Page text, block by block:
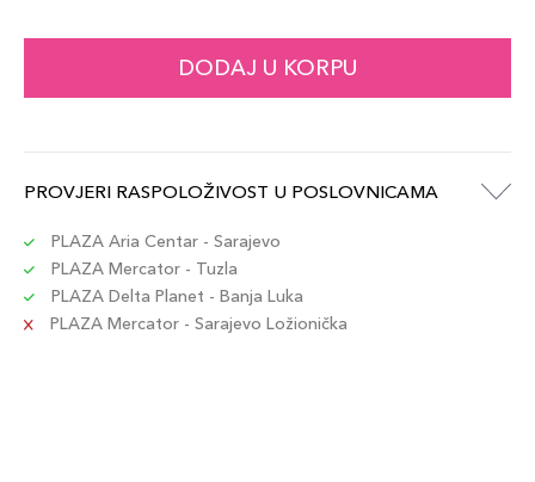
DODAJ U KORPU
PROVJERI RASPOLOŽIVOST U POSLOVNICAMA
PLAZA Aria Centar - Sarajevo
PLAZA Mercator - Tuzla
PLAZA Delta Planet - Banja Luka
PLAZA Mercator - Sarajevo Ložionička